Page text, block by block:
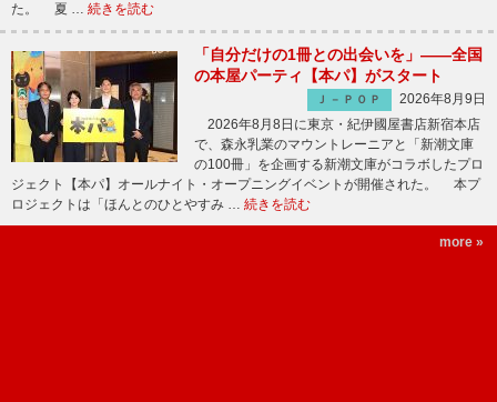
た。 夏 … 続きを読む
「自分だけの1冊との出会いを」――全国
の本屋パーティ【本パ】がスタート
Ｊ－ＰＯＰ
2026年8月9日
2026年8月8日に東京・紀伊國屋書店新宿本店
で、森永乳業のマウントレーニアと「新潮文庫
の100冊」を企画する新潮文庫がコラボしたプロ
ジェクト【本パ】オールナイト・オープニングイベントが開催された。 本プ
ロジェクトは「ほんとのひとやすみ … 続きを読む
more »